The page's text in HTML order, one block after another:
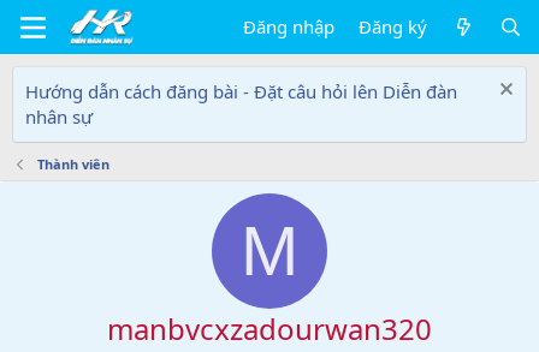
Đăng nhập Đăng ký
Hướng dẫn cách đăng bài - Đặt câu hỏi lên Diễn đàn
nhân sự
Thành viên
M
manbvcxzadourwan320